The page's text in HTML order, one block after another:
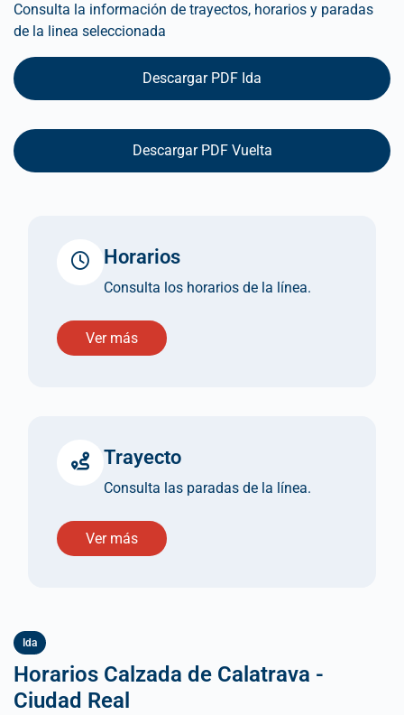
Consulta la información de trayectos, horarios y paradas
de la linea seleccionada
Descargar PDF Ida
Descargar PDF Vuelta
Horarios
Consulta los horarios de la línea.
Ver más
Trayecto
Consulta las paradas de la línea.
Ver más
Horarios Calzada de Calatrava -
Ciudad Real
Ida